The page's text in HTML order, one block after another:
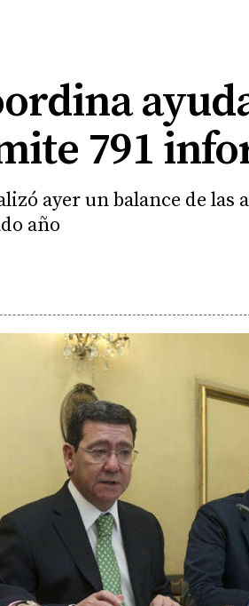
791
ayer un balance de las
año